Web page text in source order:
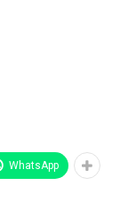
WhatsApp